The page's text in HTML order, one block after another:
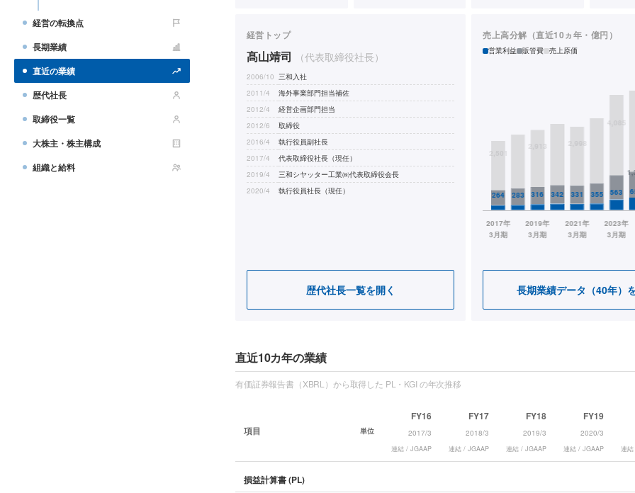
経営の転換点
長期業績
直近の業績
歴代社長
取締役一覧
大株主・株主構成
組織と給料
経営トップ
髙山靖司 （代表取締役社長）
2006/10 三和入社
2011/4
海外事業部門担当補佐
2012/4
経営企画部門担当
2012/6
取締役
2016/4
執行役員副社長
2017/4
代表取締役社長（現任）
2019/4
三和シヤッター工業㈱代表取締役会長
2020/4
執行役員社長（現任）
歴代社長一覧を開く
売上高分解（直近10ヵ年・億円）
営業利益 販管費 売上原価
長期業績データ（40年）
直近10カ年の業績
有価証券報告書（XBRL）から取得した PL・KGI の年次推移
項目 単位
FY16
2017/3
連結 / JGAAP
FY17
2018/3
連結 / JGAAP
FY18
2019/3
連結 / JGAAP
FY19
2020/3
連結 / JGAAP 連
損益計算書 (PL)